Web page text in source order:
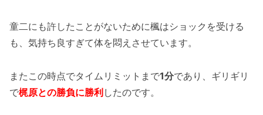
童二にも許したことがないために楓はショックを受ける
も、気持ち良すぎて体を悶えさせています。
またこの時点でタイムリミットまで1分であり、ギリギリ
で梶原との勝負に勝利 したのです。